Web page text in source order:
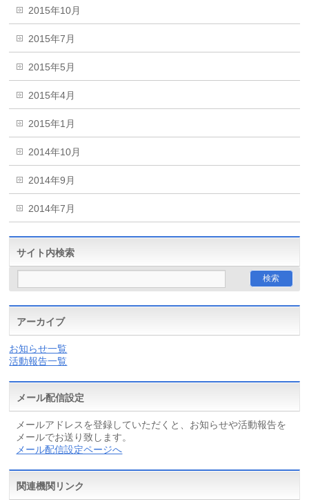
2015年10月
2015年7月
2015年5月
2015年4月
2015年1月
2014年10月
2014年9月
2014年7月
サイト内検索
アーカイブ
お知らせ一覧
活動報告一覧
メール配信設定
メールアドレスを登録していただくと、お知らせや活動報告を
メールでお送り致します。
メール配信設定ページへ
関連機関リンク